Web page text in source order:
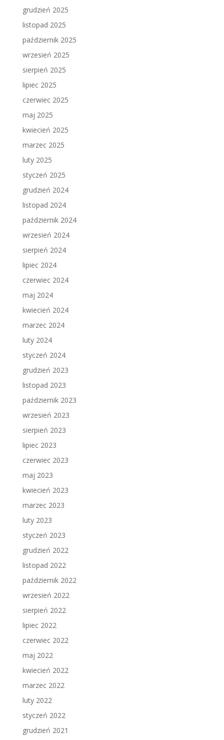
grudzień 2025
listopad 2025
październik 2025
wrzesień 2025
sierpień 2025
lipiec 2025
czerwiec 2025
maj 2025
kwiecień 2025
marzec 2025
luty 2025
styczeń 2025
grudzień 2024
listopad 2024
październik 2024
wrzesień 2024
sierpień 2024
lipiec 2024
czerwiec 2024
maj 2024
kwiecień 2024
marzec 2024
luty 2024
styczeń 2024
grudzień 2023
listopad 2023
październik 2023
wrzesień 2023
sierpień 2023
lipiec 2023
czerwiec 2023
maj 2023
kwiecień 2023
marzec 2023
luty 2023
styczeń 2023
grudzień 2022
listopad 2022
październik 2022
wrzesień 2022
sierpień 2022
lipiec 2022
czerwiec 2022
maj 2022
kwiecień 2022
marzec 2022
luty 2022
styczeń 2022
grudzień 2021